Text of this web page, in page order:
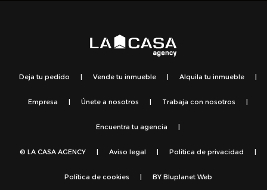
Deja tu pedido | Vende tu inmueble | Alquila tu inmueble |
Empresa | Únete a nosotros | Trabaja con nosotros |
Encuentra tu agencia |
© LA CASA AGENCY | Aviso legal | Política de privacidad |
Política de cookies | BY Bluplanet Web